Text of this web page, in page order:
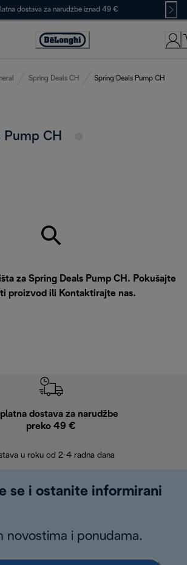
dostava za narudžbe iznad 49 €
Accessibility
Spring Deals CH Spring Deals Pump CH
Pump CH
za Spring Deals Pump CH. Pokušajte
proizvod ili Kontaktirajte nas.
dostava za narudžbe
preko 49 €
u roku od 2-4 radna dana
se i ostanite informirani
novostima i ponudama.